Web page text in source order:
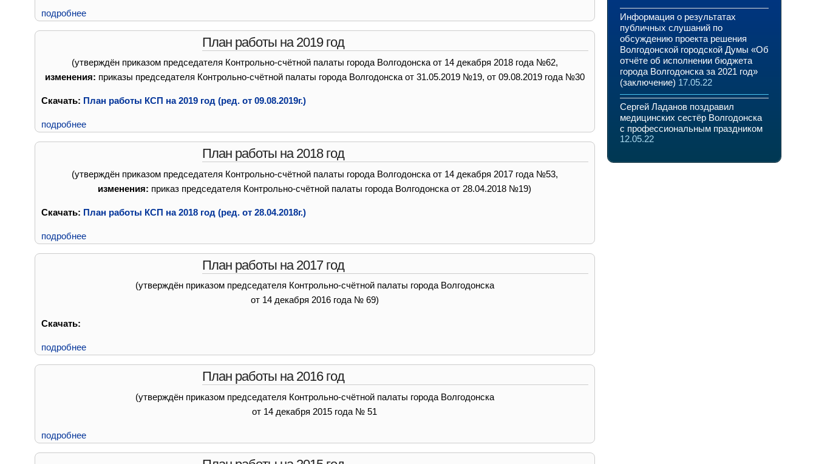
подробнее
План работы на 2019 год
(утверждён приказом председателя Контрольно-счётной палаты города Волгодонска от 14 декабря 2018 года №62,
изменения: приказы председателя Контрольно-счётной палаты города Волгодонска от 31.05.2019 №19, от 09.08.2019 года №30
Скачать: План работы КСП на 2019 год (ред. от 09.08.2019г.)
подробнее
План работы на 2018 год
(утверждён приказом председателя Контрольно-счётной палаты города Волгодонска от 14 декабря 2017 года №53,
изменения: приказ председателя Контрольно-счётной палаты города Волгодонска от 28.04.2018 №19)
Скачать: План работы КСП на 2018 год (ред. от 28.04.2018г.)
подробнее
План работы на 2017 год
(утверждён приказом председателя Контрольно-счётной палаты города Волгодонска
от 14 декабря 2016 года № 69)
Скачать:
подробнее
План работы на 2016 год
(утверждён приказом председателя Контрольно-счётной палаты города Волгодонска
от 14 декабря 2015 года № 51
подробнее
Информация о результатах
публичных слушаний по
обсуждению проекта решения
Волгодонской городской Думы «Об
отчёте об исполнении бюджета
города Волгодонска за 2021 год»
(заключение) 17.05.22
Сергей Ладанов поздравил
медицинских сестёр Волгодонска
с профессиональным праздником
12.05.22